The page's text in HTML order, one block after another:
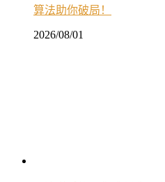
算法助你破局！
2026/08/01